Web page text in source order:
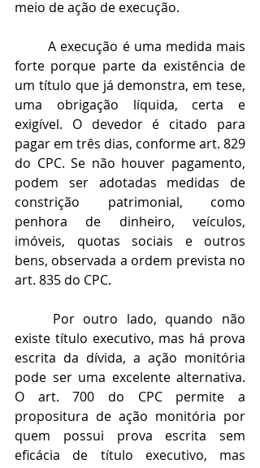
meio de ação de execução.
	A execução é uma medida mais
forte porque parte da existência de
um título que já demonstra, em tese,
uma obrigação líquida, certa e
exigível. O devedor é citado para
pagar em três dias, conforme art. 829
do CPC. Se não houver pagamento,
podem ser adotadas medidas de
constrição patrimonial, como
penhora de dinheiro, veículos,
imóveis, quotas sociais e outros
bens, observada a ordem prevista no
art. 835 do CPC.
existe título executivo, mas há prova
escrita da dívida, a ação monitória
pode ser uma excelente alternativa.
O art. 700 do CPC permite a
propositura de ação monitória por
quem possui prova escrita sem
eficácia de título executivo, mas